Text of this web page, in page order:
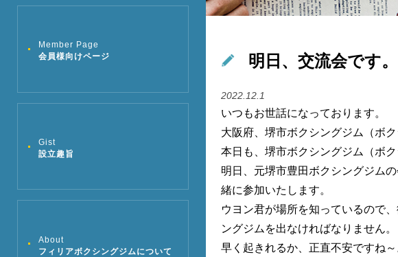
Member Page
会員様向けページ
Gist
設立趣旨
About
フィリアボクシングジムについて
明日、交流会です
2022.12.1
いつもお世話になっております。
大阪府、堺市ボクシングジム（ボ
本日も、堺市ボクシングジム（ボ
明日、元堺市豊田ボクシングジム
緒に参加いたします。
ウヨン君が場所を知っているので
ングジムを出なければなりません。
早く起きれるか、正直不安ですね～